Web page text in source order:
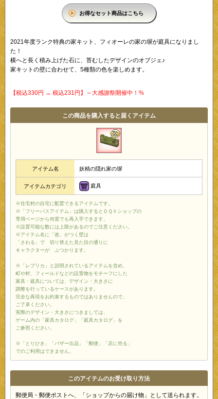
お得なセット商品はこちら
2021年度ランク特典の家キット、フィオーレの家の塀が庭具になりまし
た！
横へと長く積み上げた石に、苔むしたデザインのオブジェ♪
家キットの壁に合わせて、5種類の色を楽しめます。
【税込330円 → 税込231円】～大感謝祭開催中！%
この商品を購入すると届くアイテム
アイテム名 妖精の隠れ家の塀
アイテムカテゴリ 庭具
※住宅村の自宅に配置できるアイテムです。
※「フリーパスアイテム」は購入するとＤＱＸショップの
専用ページから何度でも再入手できます。
※設置可能な数には上限があるのでご注意ください。
※アイテム名に「改」がつく壁は
「さわる」で 切り替えた見た目の通りに
キャラクターが ぶつかります。
※「レプリカ」と説明されているアイテムを含め、
町や村、フィールドなどの設置物をモチーフにした
家具・庭具については、デザイン・大きさに
調整を行っているケースがあります。
完全な再現をお約束するものではありませんので、
ご了承ください。
実際のデザイン・大きさにつきましては、
ゲーム内の「家具カタログ」「庭具カタログ」を
ご参照ください。
※「とりひき」「バザー出品」「郵便」「店に売る」
でのご利用はできません。
このアイテムのお受け取り方法
郵便局・郵便ポストへ、「ショップからの届け物」として送られます。